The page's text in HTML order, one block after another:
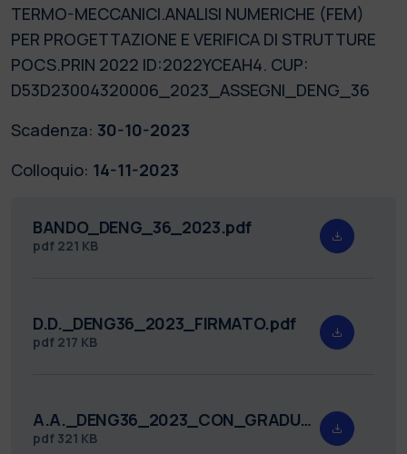
TERMO-MECCANICI.ANALISI NUMERICHE (FEM)
PER PROGETTAZIONE E VERIFICA DI STRUTTURE
POCS.PRIN 2022 ID:2022YCEAH4. CUP:
D53D23004320006_2023_ASSEGNI_DENG_36
Scadenza: 30-10-2023
Colloquio: 14-11-2023
BANDO_DENG_36_2023.pdf
pdf 221 KB
D.D._DENG36_2023_FIRMATO.pdf
pdf 217 KB
A.A._DENG36_2023_CON_GRADUATORIA_FIRMATO.pdf
pdf 321 KB